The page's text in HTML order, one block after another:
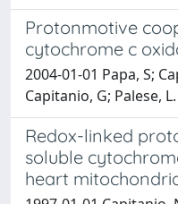
Protonmotive
cytochrome c
2004-01-01 Papa, S;
Capitanio, G; Palese, L.
Redox-linked
soluble
heart